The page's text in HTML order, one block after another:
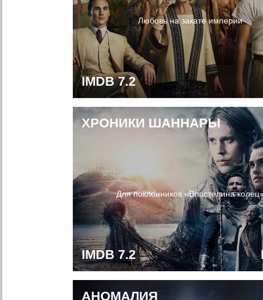
Любовь на закате империи
IMDB 7.2
ХРОНИКИ ШАННАРЫ
Для поклонников «Властелина
IMDB 7.2
АНОМАЛИЯ